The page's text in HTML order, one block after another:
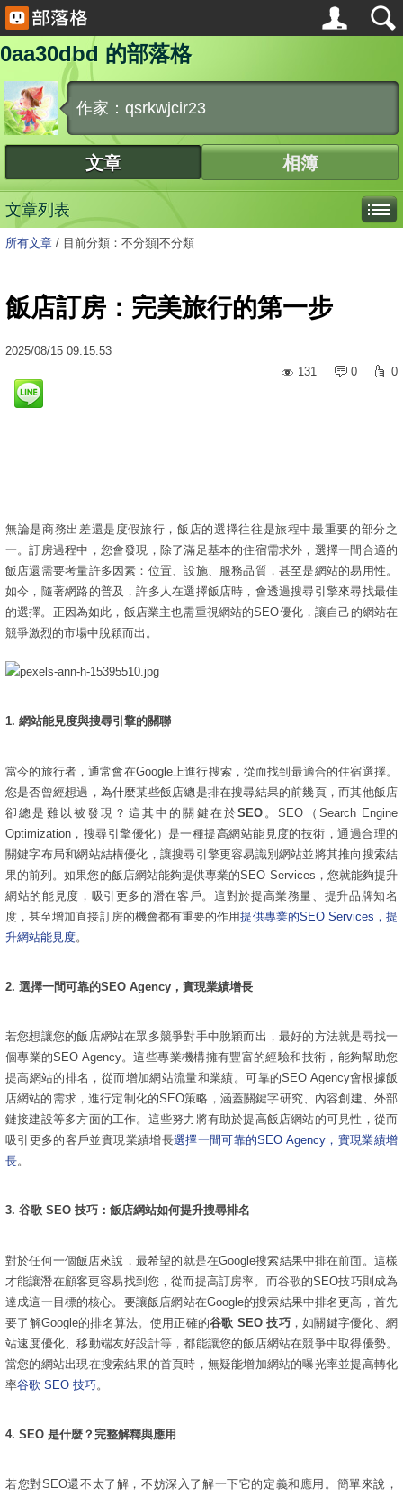
0aa30dbd 的部落格
作家：qsrkwjcir23
文章 相簿
文章列表
所有文章 / 目前分類：不分類|不分類
飯店訂房：完美旅行的第一步
2025/08/15 09:15:53
131
0 0
無論是商務出差還是度假旅行，飯店的選擇往往是旅程中最重要的部分之
一。訂房過程中，您會發現，除了滿足基本的住宿需求外，選擇一間合適的
飯店還需要考量許多因素：位置、設施、服務品質，甚至是網站的易用性。
如今，隨著網路的普及，許多人在選擇飯店時，會透過搜尋引擎來尋找最佳
的選擇。正因為如此，飯店業主也需重視網站的SEO優化，讓自己的網站在
競爭激烈的市場中脫穎而出。
1. 網站能見度與搜尋引擎的關聯
當今的旅行者，通常會在Google上進行搜索，從而找到最適合的住宿選擇。
您是否曾經想過，為什麼某些飯店總是排在搜尋結果的前幾頁，而其他飯店
卻總是難以被發現？這其中的關鍵在於SEO 。SEO（Search Engine
Optimization，搜尋引擎優化）是一種提高網站能見度的技術，通過合理的
關鍵字布局和網站結構優化，讓搜尋引擎更容易識別網站並將其推向搜索結
果的前列。如果您的飯店網站能夠提供專業的SEO Services，您就能夠提升
網站的能見度，吸引更多的潛在客戶。這對於提高業務量、提升品牌知名
度，甚至增加直接訂房的機會都有重要的作用提供專業的SEO Services，提
升網站能見度。
2. 選擇一間可靠的SEO Agency，實現業績增長
若您想讓您的飯店網站在眾多競爭對手中脫穎而出，最好的方法就是尋找一
個專業的SEO Agency。這些專業機構擁有豐富的經驗和技術，能夠幫助您
提高網站的排名，從而增加網站流量和業績。可靠的SEO Agency會根據飯
店網站的需求，進行定制化的SEO策略，涵蓋關鍵字研究、內容創建、外部
鏈接建設等多方面的工作。這些努力將有助於提高飯店網站的可見性，從而
吸引更多的客戶並實現業績增長選擇一間可靠的SEO Agency，實現業績增
長。
3. 谷歌 SEO 技巧：飯店網站如何提升搜尋排名
對於任何一個飯店來說，最希望的就是在Google搜索結果中排在前面。這樣
才能讓潛在顧客更容易找到您，從而提高訂房率。而谷歌的SEO技巧則成為
達成這一目標的核心。要讓飯店網站在Google的搜索結果中排名更高，首先
要了解Google的排名算法。使用正確的谷歌 SEO 技巧，如關鍵字優化、網
站速度優化、移動端友好設計等，都能讓您的飯店網站在競爭中取得優勢。
當您的網站出現在搜索結果的首頁時，無疑能增加網站的曝光率並提高轉化
率谷歌 SEO 技巧。
4. SEO 是什麼？完整解釋與應用
若您對SEO還不太了解，不妨深入了解一下它的定義和應用。簡單來說，